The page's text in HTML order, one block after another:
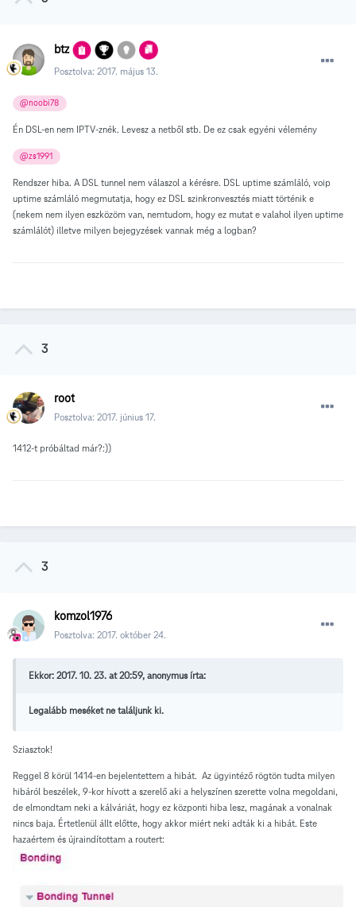
btz
Posztolva: 2017. május 13.
@noobi78
Én DSL-en nem IPTV-znék. Levesz a netből stb. De ez csak egyéni vélemény
@zs1991
Rendszer hiba. A DSL tunnel nem válaszol a kérésre. DSL uptime számláló, voip
uptime számláló megmutatja, hogy ez DSL szinkronvesztés miatt történik e
(nekem nem ilyen eszközöm van, nemtudom, hogy ez mutat e valahol ilyen uptime
számlálót) illetve milyen bejegyzések vannak még a logban?
3
root
Posztolva: 2017. június 17.
1412-t próbáltad már?:))
3
komzol1976
Posztolva: 2017. október 24.
Ekkor: 2017. 10. 23. at 20:59, anonymus írta:
Legalább meséket ne találjunk ki.
Sziasztok!
Reggel 8 körül 1414-en bejelentettem a hibát. Az ügyintéző rögtön tudta milyen
hibáról beszélek, 9-kor hívott a szerelő aki a helyszínen szerette volna megoldani,
de elmondtam neki a kálváriát, hogy ez központi hiba lesz, magának a vonalnak
nincs baja. Értetlenül állt előtte, hogy akkor miért neki adták ki a hibát. Este
hazaértem és újraindítottam a routert: